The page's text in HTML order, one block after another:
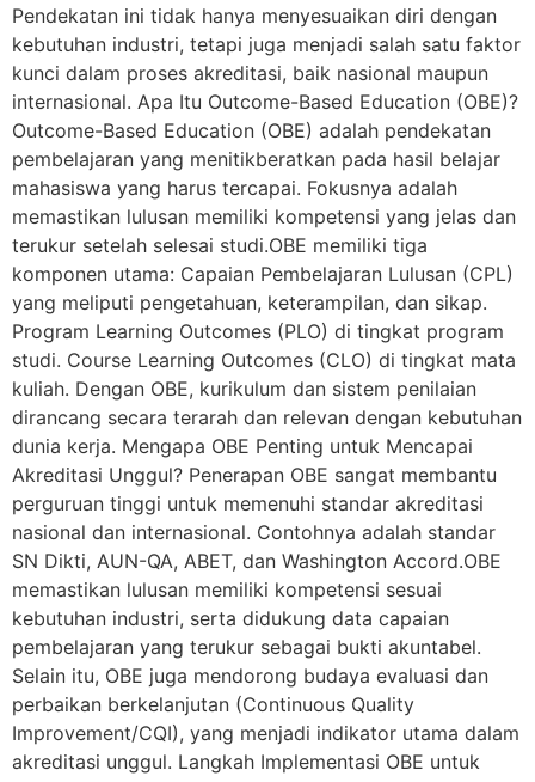
Pendekatan ini tidak hanya menyesuaikan diri dengan
kebutuhan industri, tetapi juga menjadi salah satu faktor
kunci dalam proses akreditasi, baik nasional maupun
internasional. Apa Itu Outcome-Based Education (OBE)?
Outcome-Based Education (OBE) adalah pendekatan
pembelajaran yang menitikberatkan pada hasil belajar
mahasiswa yang harus tercapai. Fokusnya adalah
memastikan lulusan memiliki kompetensi yang jelas dan
terukur setelah selesai studi.OBE memiliki tiga
komponen utama: Capaian Pembelajaran Lulusan (CPL)
yang meliputi pengetahuan, keterampilan, dan sikap.
Program Learning Outcomes (PLO) di tingkat program
studi. Course Learning Outcomes (CLO) di tingkat mata
kuliah. Dengan OBE, kurikulum dan sistem penilaian
dirancang secara terarah dan relevan dengan kebutuhan
dunia kerja. Mengapa OBE Penting untuk Mencapai
Akreditasi Unggul? Penerapan OBE sangat membantu
perguruan tinggi untuk memenuhi standar akreditasi
nasional dan internasional. Contohnya adalah standar
SN Dikti, AUN-QA, ABET, dan Washington Accord.OBE
memastikan lulusan memiliki kompetensi sesuai
kebutuhan industri, serta didukung data capaian
pembelajaran yang terukur sebagai bukti akuntabel.
Selain itu, OBE juga mendorong budaya evaluasi dan
perbaikan berkelanjutan (Continuous Quality
Improvement/CQI), yang menjadi indikator utama dalam
akreditasi unggul. Langkah Implementasi OBE untuk